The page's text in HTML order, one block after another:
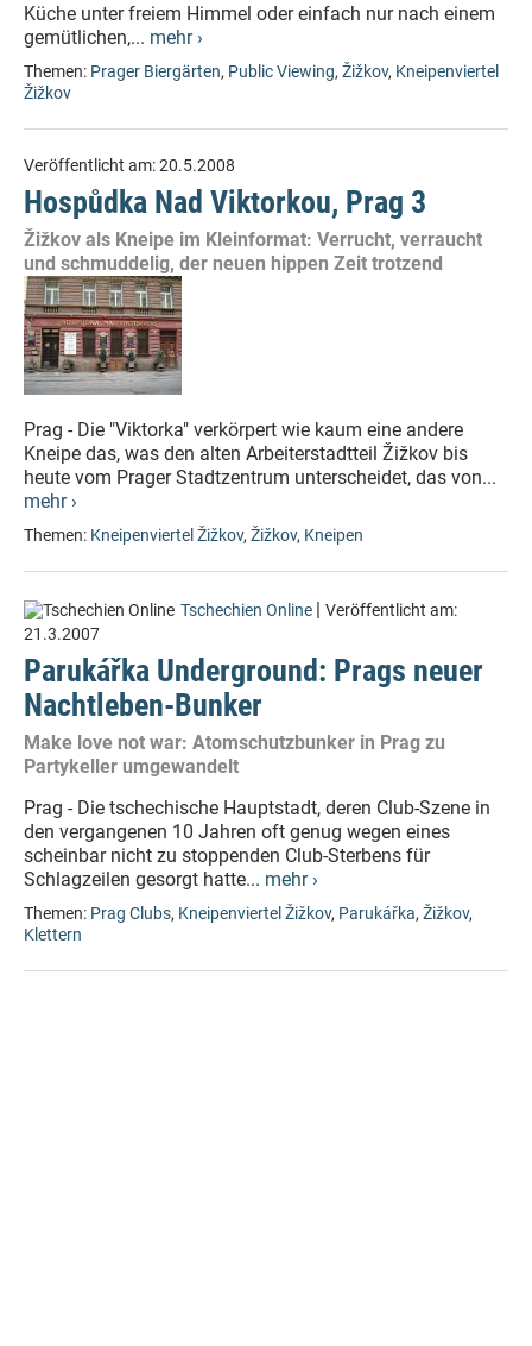
Küche unter freiem Himmel oder einfach nur nach einem
gemütlichen,... mehr ›
Themen: Prager Biergärten, Public Viewing, Žižkov, Kneipenviertel
Žižkov
Veröffentlicht am:20.5.2008
Hospůdka Nad Viktorkou, Prag 3
Žižkov als Kneipe im Kleinformat: Verrucht, verraucht
und schmuddelig, der neuen hippen Zeit trotzend
Prag - Die "Viktorka" verkörpert wie kaum eine andere
Kneipe das, was den alten Arbeiterstadtteil Žižkov bis
heute vom Prager Stadtzentrum unterscheidet, das von...
mehr ›
Themen: Kneipenviertel Žižkov, Žižkov, Kneipen
Tschechien Online | Veröffentlicht am:
21.3.2007
Parukářka Underground: Prags neuer
Nachtleben-Bunker
Make love not war: Atomschutzbunker in Prag zu
Partykeller umgewandelt
Prag - Die tschechische Hauptstadt, deren Club-Szene in
den vergangenen 10 Jahren oft genug wegen eines
scheinbar nicht zu stoppenden Club-Sterbens für
Schlagzeilen gesorgt hatte... mehr ›
Themen: Prag Clubs, Kneipenviertel Žižkov, Parukářka, Žižkov,
Klettern